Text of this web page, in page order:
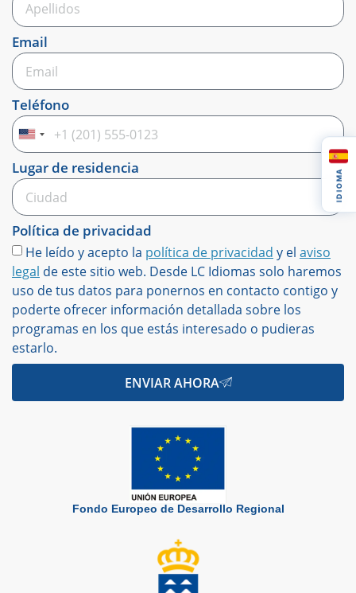
Email
Teléfono
United
States
+1
Lugar de residencia
Política de privacidad
He leído y acepto la política de privacidad y el aviso
legal de este sitio web. Desde LC Idiomas solo haremos
uso de tus datos para ponernos en contacto contigo y
poderte ofrecer información detallada sobre los
programas en los que estás interesado o pudieras
estarlo.
ENVIAR AHORA
Fondo Europeo de Desarrollo Regional
IDIOMA